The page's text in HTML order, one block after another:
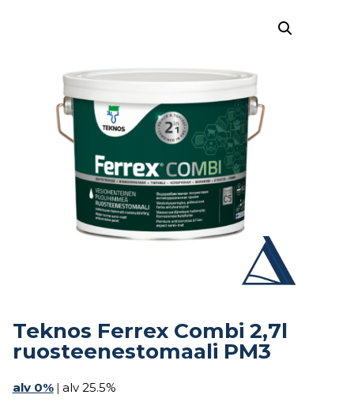
Teknos Ferrex Combi 2,7l
ruosteenestomaali PM3
alv 0% | alv 25.5%